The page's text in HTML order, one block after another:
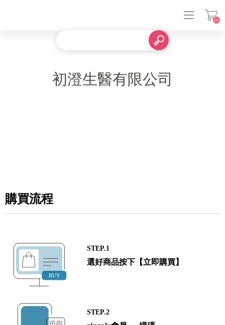
(0)
初澄生醫有限公司
購買流程
STEP.1
選好商品按下【立即購買】
STEP.2